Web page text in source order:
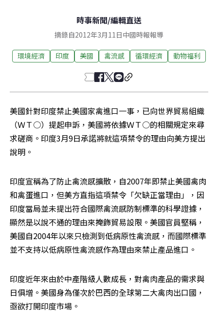
時事新聞/編輯直送
摘錄自2012年3月11日中國時報報導
環境經濟 印度 美國 禽流感 循環經濟 動物福利
美國針對印度禁止美國家禽進口一事，已向世界貿易組織
（ＷＴ○）提起申訴，美國將依據ＷＴ○的相關規定來尋
求磋商。印度3月9日承諾將就這項禁令的理由向美方提出
說明。
印度宣稱為了防止禽流感擴散，自2007年即禁止美國禽肉
和禽蛋進口，但美方直指這項禁令「欠缺正當理由」，因
印度當局並未提出符合國際禽流感防制標準的科學證據，
顯然是以說不通的理由來掩飾貿易設限。美國官員堅稱，
美國自2004年以來只檢測到低病原性禽流感，而國際標準
並不支持以低病原性禽流感作為理由來禁止產品進口。
印度近年來由於中產階級人數成長，對禽肉產品的需求與
日俱增。美國身為僅次於巴西的全球第二大禽肉出口國，
亟欲打開印度市場。